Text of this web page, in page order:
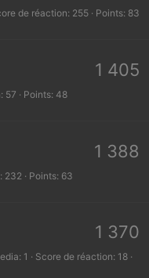
de réaction 255 Points 83
1 405
57 Points 48
1 388
232 Points 63
1 370
1 Score de réaction 18